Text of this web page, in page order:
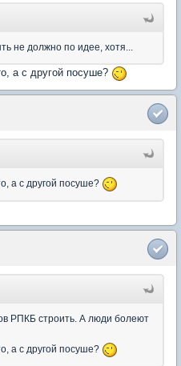
не должно по идее, хотя...
а с другой посуше?
а с другой посуше?
РПКБ строить. А люди болеют
а с другой посуше?